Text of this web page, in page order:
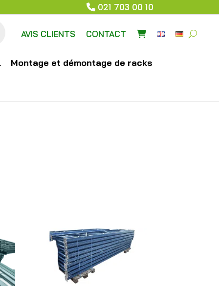
021 703 00 10
AVIS CLIENTS CONTACT
Montage et démontage de racks